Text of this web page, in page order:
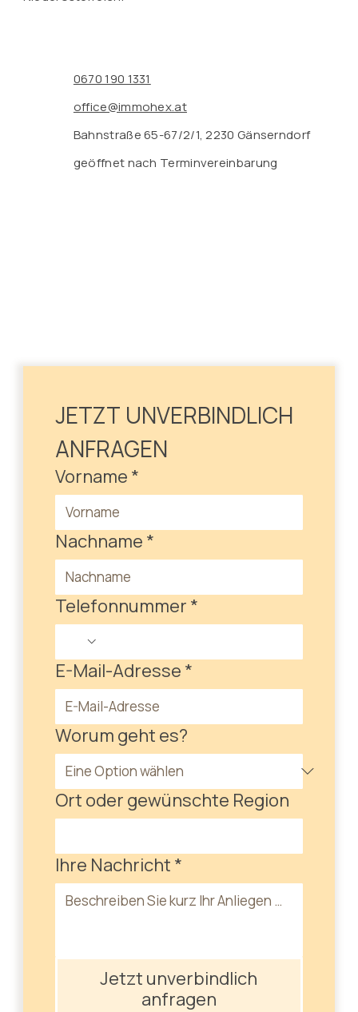
0670 190 1331
office@immohex.at
Bahnstraße 65-67/2/1, 2230 Gänserndorf
geöffnet nach Terminvereinbarung
JETZT UNVERBINDLICH
ANFRAGEN
Vorname *
Nachname *
Telefonnummer *
E-Mail-Adresse *
Worum geht es?
Ort oder gewünschte Region
Ihre Nachricht *
Jetzt unverbindlich
anfragen